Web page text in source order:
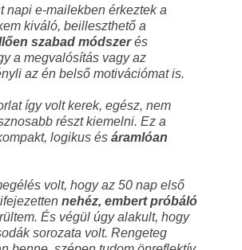
napi e-mailekben érkeztek a
kiváló, beilleszthető a
szabad módszerés
a megvalósítás vagy az
az én belső motivációmat is.
így volt kerek, egész, nem
részt kiemelni. Ez a
logikus és áramlóan
volt, hogy az 50 nap első
nehéz, embert próbáló
És végül úgy alakult, hogy
sorozata volt. Rengeteg